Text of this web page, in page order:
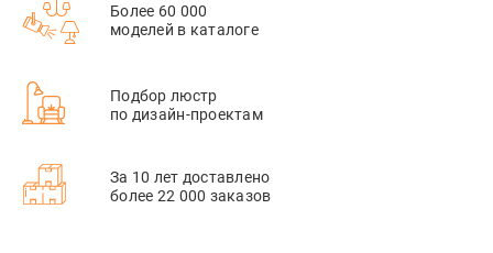
Более 60 000
моделей в каталоге
Подбор люстр
по дизайн-проектам
За 10 лет доставлено
более 22 000 заказов